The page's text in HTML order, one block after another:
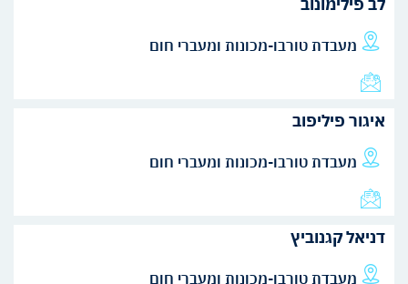
לב פילימונוב
מעבדת טורבו-מכונות ומעברי חום
איגור פיליפוב
מעבדת טורבו-מכונות ומעברי חום
דניאל קגנוביץ
מעבדת טורבו-מכונות ומעברי חום